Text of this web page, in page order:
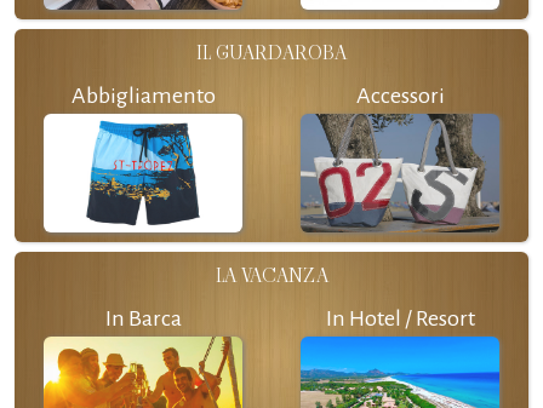
IL GUARDAROBA
Abbigliamento Accessori
LA VACANZA
In Barca In Hotel / Resort